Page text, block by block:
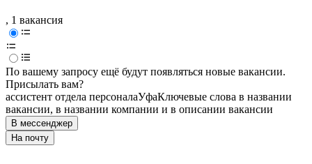
, 1 вакансия
По вашему запросу ещё будут появляться новые вакансии.
Присылать вам?
ассистент отдела персоналаУфаКлючевые слова в названии
вакансии, в названии компании и в описании вакансии
В мессенджер
На почту